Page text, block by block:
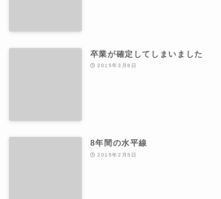
卒業が確定してしまいました
2015年3月6日
8年間の水平線
2015年2月5日